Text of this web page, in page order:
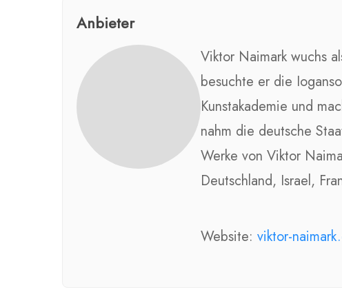
Anbieter
Viktor Naimark wuchs
besuchte er die
Kunstakademie und
nahm die deutsche
Werke von Viktor
Deutschland, Israel,
Website: viktor-